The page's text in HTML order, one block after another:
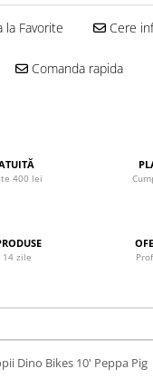
la Favorite Cere
Comanda rapida
400 lei
zile
Dino Bikes 10' Peppa Pig